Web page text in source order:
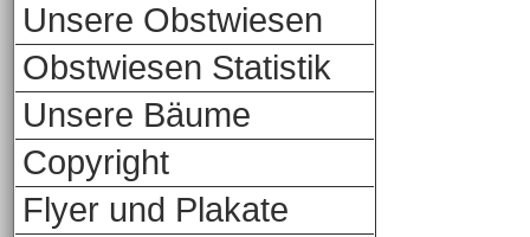
Unsere Obstwiesen
Obstwiesen Statistik
Unsere Bäume
Copyright
Flyer und Plakate